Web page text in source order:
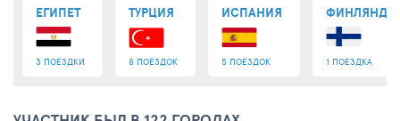
ЕГИПЕТ
3 ПОЕЗДКИ
ТУРЦИЯ
8 ПОЕЗДОК
ИСПАНИЯ
5 ПОЕЗДОК 1 ПОЕЗДКА